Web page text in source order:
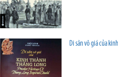
Di sản vô giá của